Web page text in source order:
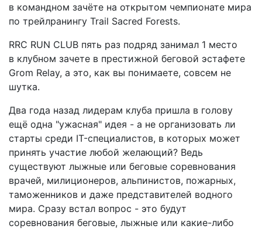
в командном зачёте на открытом чемпионате мира
по трейлранингу Trail Sacred Forests.
RRC RUN CLUB пять раз подряд занимал 1 место
в клубном зачете в престижной беговой эстафете
Grom Relay, а это, как вы понимаете, совсем не
шутка.
Два года назад лидерам клуба пришла в голову
ещё одна "ужасная" идея - а не организовать ли
старты среди IT-специалистов, в которых может
принять участие любой желающий? Ведь
существуют лыжные или беговые соревнования
врачей, милиционеров, альпинистов, пожарных,
таможенников и даже представителей водного
мира. Сразу встал вопрос - это будут
соревнования беговые, лыжные или какие-либо